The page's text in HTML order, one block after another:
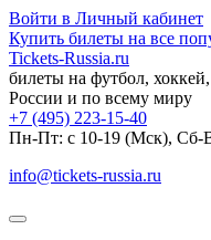
Войти в Личный кабинет
Купить билеты на все
Tickets-Russia.ru
билеты на футбол,
России и по всему миру
+7 (495) 223-15-40
Пн-Пт: c 10-19 (Мск), Сб-
info@tickets-russia.ru